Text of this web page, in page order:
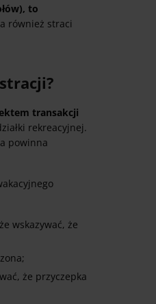
to
również straci
transakcji
rekreacyjnej.
powinna
wskazywać, że
że przyczepka